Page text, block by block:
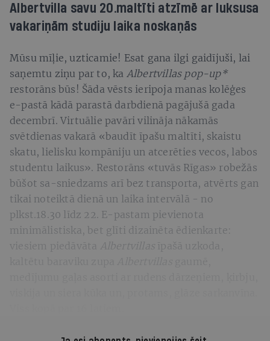
Albertvilla savu 20.maltīti atzīmē ar luksusa
vakariņām studiju laika noskaņās
Mūsu mīļie, uzticamie! Esat gana ilgi gaidījuši, lai
saņemtu ziņu par to, ka Albertvillas pop-up*
restorāns būs! Šāda vēsts ieripoja manas kolēģes
e-pastā kādā parastā darbdienā pagājušā gada
decembrī. Virtuālie pavāri vilināja nākamās
svētdienas vakarā «baudīt īpašu maltīti, skaistu
skatu, lielisku kompāniju un atcerēties vecos, labos
studentu laikus». Restorāns «tuvās Rīgas» robežās
būšot sa-sniedzams arī bez transporta, atvērts gan
tikai noteiktā dienā un laika intervālā - no
plkst.18.30 līdz 22. E-pastam pievienota
minimālistiska, bet glīti dizainēta ēdienkarte:
viesiem piedāvāta
Albertvillas īpašā uzkoda,